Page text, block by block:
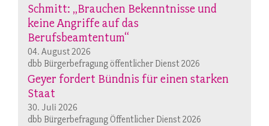
Schmitt: „Brauchen Bekenntnisse und
keine Angriffe auf das
Berufsbeamtentum“
04. August 2026
dbb Bürgerbefragung öffentlicher Dienst 2026
Geyer fordert Bündnis für einen starken
Staat
30. Juli 2026
dbb Bürgerbefragung Öffentlicher Dienst 2026